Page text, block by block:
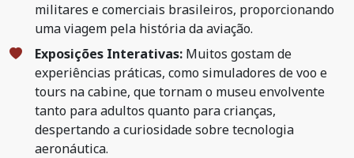
militares e comerciais brasileiros, proporcionando
uma viagem pela história da aviação.
Exposições Interativas: Muitos gostam de
experiências práticas, como simuladores de voo e
tours na cabine, que tornam o museu envolvente
tanto para adultos quanto para crianças,
despertando a curiosidade sobre tecnologia
aeronáutica.